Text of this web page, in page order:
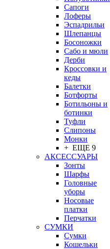
Сапоги
Лоферы
Эспадрильи
Шлепанцы
Босоножки
Сабо и мюли
Дерби
Кроссовки и
кеды
Балетки
Ботфорты
Ботильоны и
ботинки
Туфли
Слипоны
Монки
+ ЕЩЕ 9
АКСЕССУАРЫ
Зонты
Шарфы
Головные
уборы
Носовые
платки
Перчатки
СУМКИ
Сумки
Кошельки